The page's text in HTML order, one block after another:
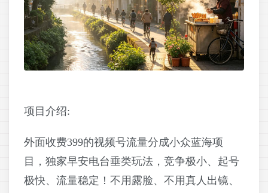
项目介绍:
外面收费399的视频号流量分成小众蓝海项
目，独家早安电台垂类玩法，竞争极小、起号
极快、流量稳定！不用露脸、不用真人出镜、